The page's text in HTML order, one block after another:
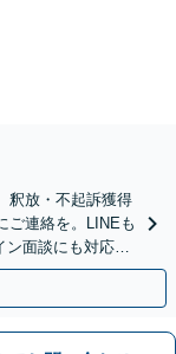
釈放・不起訴獲得
ご連絡を。LINEも
ン面談にも対応し